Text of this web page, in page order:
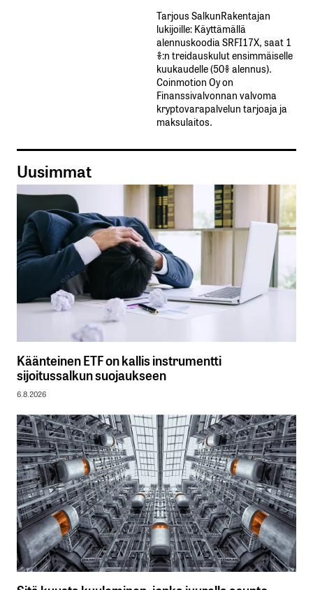
Tarjous SalkunRakentajan
lukijoille: Käyttämällä​ ​
alennuskoodia​ ​SRFI17X,​ ​saat​ ​1
%:n treidauskulut​ ​ensimmäiselle​ ​
kuukaudelle​ ​(50%​ ​alennus).
Coinmotion Oy on
Finanssivalvonnan valvoma
kryptovarapalvelun tarjoaja ja
maksulaitos.
Uusimmat
Käänteinen ETF on kallis instrumentti
sijoitussalkun suojaukseen
6.8.2026